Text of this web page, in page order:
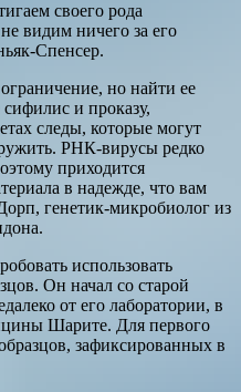
своего рода
видим ничего за его
Спенсер.
но найти ее
и проказу,
следы, которые могут
РНК-вирусы редко
приходится
в надежде, что вам
генетик-микробиолог из
использовать
Он начал со старой
от его лаборатории, в
Шарите. Для первого
зафиксированных в